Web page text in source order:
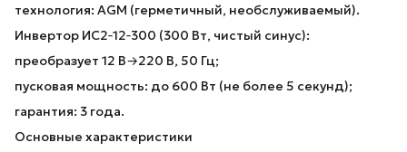
технология: AGM (герметичный, необслуживаемый).
Инвертор ИС2‑12‑300 (300 Вт, чистый синус):
преобразует 12 В→220 В, 50 Гц;
пусковая мощность: до 600 Вт (не более 5 секунд);
гарантия: 3 года.
Основные характеристики